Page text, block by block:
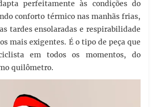
perfeitamente às condições do
conforto térmico nas manhãs frias,
tardes ensolaradas e respirabilidade
mais exigentes. É o tipo de peça que
em todos os momentos, do
quilômetro.